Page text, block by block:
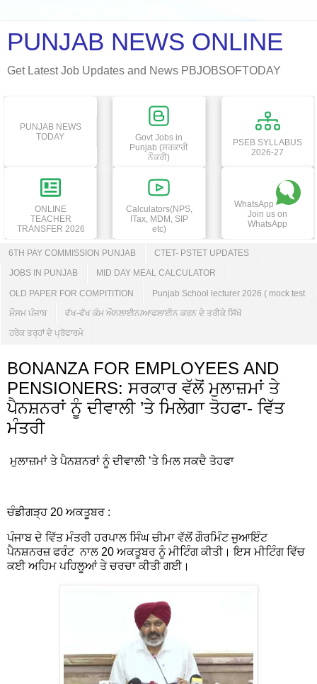
PUNJAB NEWS ONLINE
Get Latest Job Updates and News PBJOBSOFTODAY
PUNJAB NEWS
TODAY
Govt Jobs in
Punjab (ਸਰਕਾਰੀ
ਨੌਕਰੀ)
PSEB SYLLABUS
2026-27
ONLINE
TEACHER
TRANSFER 2026
Calculators(NPS,
ITax, MDM, SIP
etc)
WhatsApp
Join us on
WhatsApp
6TH PAY COMMISSION PUNJAB CTET- PSTET UPDATES
JOBS IN PUNJAB MID DAY MEAL CALCULATOR
OLD PAPER FOR COMPITITION Punjab School lecturer 2026 ( mock test
ਮੌਸਮ ਪੰਜਾਬ ਵੱਖ-ਵੱਖ ਕੰਮ ਔਨਲਾਈਨ/ਆਫਲਾਈਨ ਕਰਨ ਦੇ ਤਰੀਕੇ ਸਿੱਖੋ
ਹਰੇਕ ਤਰ੍ਹਾਂ ਦੇ ਪ੍ਰੋਫਾਰਮੇ
BONANZA FOR EMPLOYEES AND
PENSIONERS: ਸਰਕਾਰ ਵੱਲੋਂ ਮੁਲਾਜ਼ਮਾਂ ਤੇ
ਪੈਨਸ਼ਨਰਾਂ ਨੂੰ ਦੀਵਾਲੀ ’ਤੇ ਮਿਲੇਗਾ ਤੋਹਫਾ- ਵਿੱਤ
ਮੰਤਰੀ
ਮੁਲਾਜ਼ਮਾਂ ਤੇ ਪੈਨਸ਼ਨਰਾਂ ਨੂੰ ਦੀਵਾਲੀ ’ਤੇ ਮਿਲ ਸਕਦੈ ਤੋਹਫਾ
ਚੰਡੀਗੜ੍ਹ 20 ਅਕਤੂਬਰ :
ਪੰਜਾਬ ਦੇ ਵਿੱਤ ਮੰਤਰੀ ਹਰਪਾਲ ਸਿੰਘ ਚੀਮਾ ਵੱਲੋਂ ਗੌਰਮਿੰਟ ਜੁਆਇੰਟ
ਪੈਨਸ਼ਨਰਜ਼ ਫਰੰਟ ਨਾਲ 20 ਅਕਤੂਬਰ ਨੂੰ ਮੀਟਿੰਗ ਕੀਤੀ। ਇਸ ਮੀਟਿੰਗ ਵਿੱਚ
ਕਈ ਅਹਿਮ ਪਹਿਲੂਆਂ ਤੇ ਚਰਚਾ ਕੀਤੀ ਗਈ।